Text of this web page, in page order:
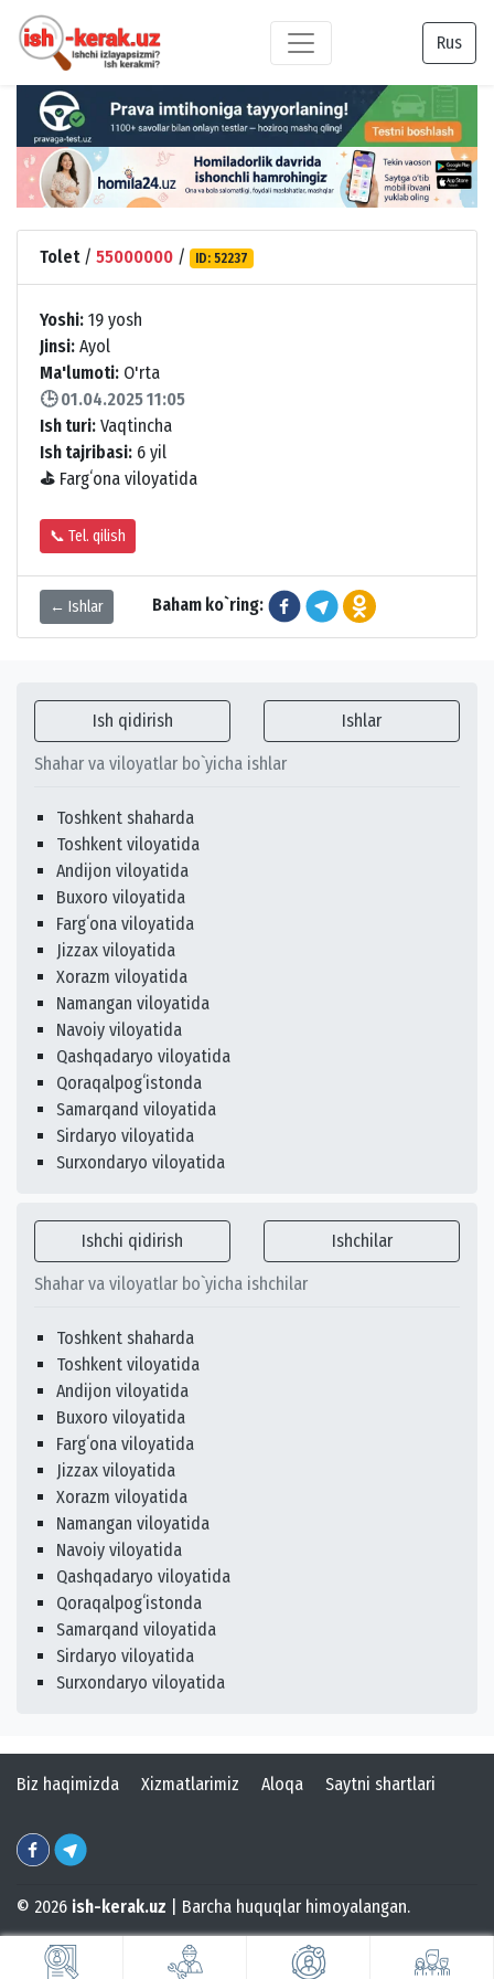
Rus
Tolet/ 55000000 / ID: 52237
Yoshi: 19 yosh
Jinsi: Ayol
Ma'lumoti: O'rta
🕒 01.04.2025 11:05
Ish turi: Vaqtincha
Ish tajribasi: 6 yil
⛳ Fargʻona viloyatida
📞 Tel. qilish
← Ishlar Baham ko`ring:
Ish qidirish Ishlar
Shahar va viloyatlar bo`yicha ishlar
Toshkent shaharda
Toshkent viloyatida
Andijon viloyatida
Buxoro viloyatida
Fargʻona viloyatida
Jizzax viloyatida
Xorazm viloyatida
Namangan viloyatida
Navoiy viloyatida
Qashqadaryo viloyatida
Qoraqalpogʻistonda
Samarqand viloyatida
Sirdaryo viloyatida
Surxondaryo viloyatida
Ishchi qidirish Ishchilar
Shahar va viloyatlar bo`yicha ishchilar
Toshkent shaharda
Toshkent viloyatida
Andijon viloyatida
Buxoro viloyatida
Fargʻona viloyatida
Jizzax viloyatida
Xorazm viloyatida
Namangan viloyatida
Navoiy viloyatida
Qashqadaryo viloyatida
Qoraqalpogʻistonda
Samarqand viloyatida
Sirdaryo viloyatida
Surxondaryo viloyatida
Biz haqimizda Xizmatlarimiz Aloqa Saytni shartlari
© 2026 ish-kerak.uz | Barcha huquqlar himoyalangan.